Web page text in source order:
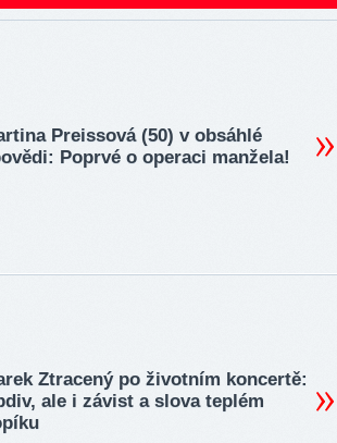
Preissová (50) v obsáhlé
Poprvé o operaci manžela!
Ztracený po životním koncertě:
ale i závist a slova teplém